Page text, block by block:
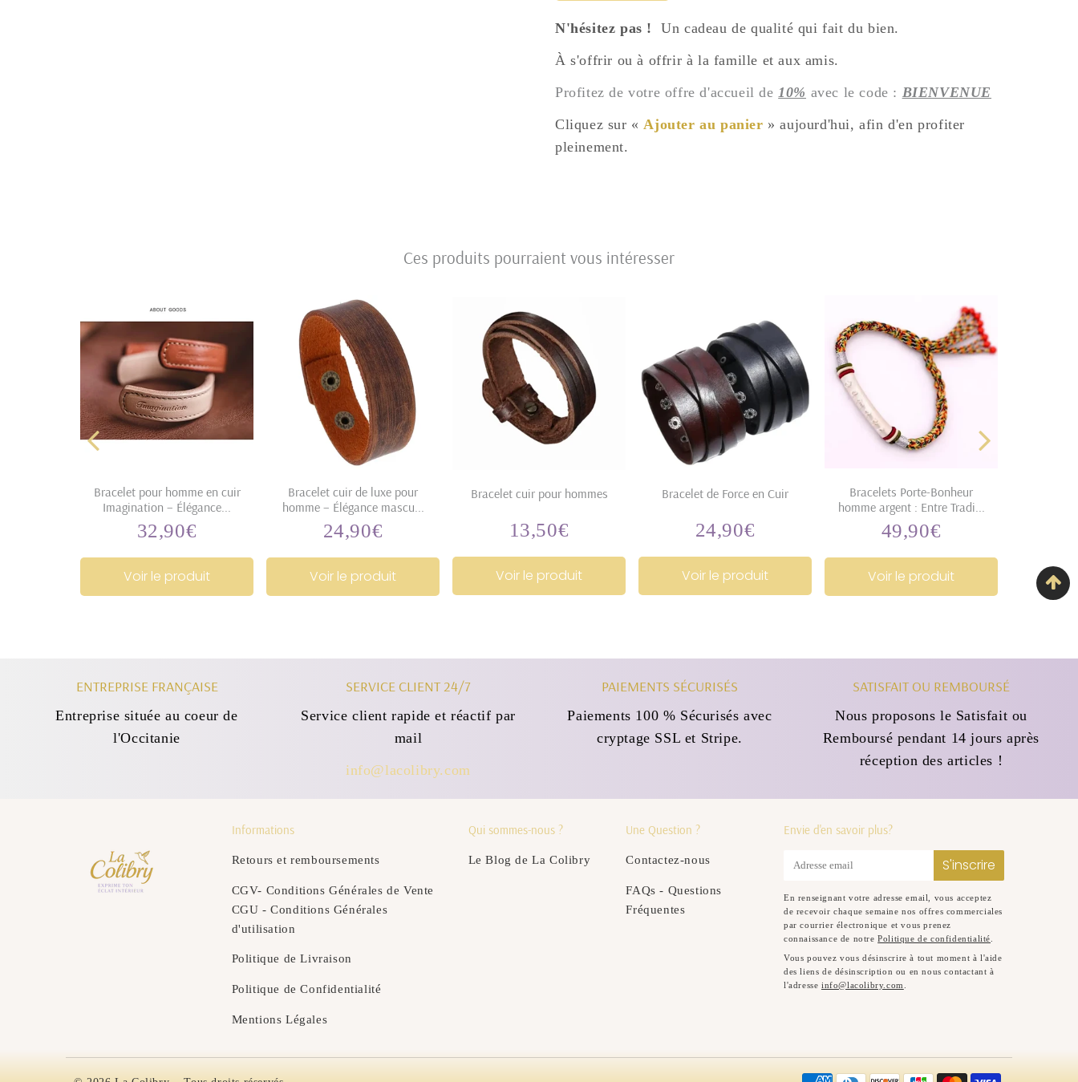
N'hésitez pas !
Un cadeau de qualité qui fait du bien.
À s'offrir ou à offrir à la famille et aux amis.
Profitez de votre offre d'accueil de10% avec le code : BIENVENUE
Cliquez sur «Ajouter au panier » aujourd'hui, afin d'en profiter
pleinement.
Ces produits pourraient vous intéresser
Bracelet pour homme en cuir
Imagination – Élégance...
Prix
32,90€
Voir le produit
Bracelet cuir de luxe pour
homme – Élégance mascu...
Prix
24,90€
Voir le produit
Bracelet cuir pour hommes
Prix
13,50€
Voir le produit
Bracelet de Force en Cuir
Prix
24,90€
Voir le produit
Bracelets Porte-Bonheur
homme argent : Entre Tradi...
Prix
49,90€
Voir le produit
ENTREPRISE FRANÇAISE
Entreprise située au coeur de
l'Occitanie
SERVICE CLIENT 24/7
Service client rapide et réactif par
mail
info@lacolibry.com
PAIEMENTS SÉCURISÉS
Paiements 100 % Sécurisés avec
cryptage SSL et Stripe.
SATISFAIT OU REMBOURSÉ
Nous proposons le Satisfait ou
Remboursé pendant 14 jours après
réception des articles !
Informations
Retours et remboursements
CGV- Conditions Générales de Vente
CGU - Conditions Générales
d'utilisation
Politique de Livraison
Politique de Confidentialité
Mentions Légales
Qui sommes-nous ?
Le Blog de La Colibry
Une Question ?
Contactez-nous
FAQs - Questions
Fréquentes
Envie d'en savoir plus?
E-
S'inscrire
En renseignant votre adresse email, vous acceptez
de recevoir chaque semaine nos offres commerciales
par courrier électronique et vous prenez
connaissance de notrePolitique de confidentialité
Vous pouvez vous désinscrire à tout moment à l'aide
des liens de désinscription ou en nous contactant à
l'adresse info@lacolibry.com